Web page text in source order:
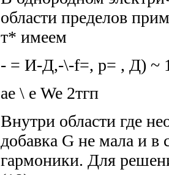
области пределов
т* имеем
- = И-Д,-\-f=, р= , Д) ~
ае \ е We 2тгп
Внутри области где
добавка G не мала и
гармоники. Для